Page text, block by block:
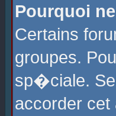
Pourquoi
Certains
groupes.
sp�ciale.
accorder